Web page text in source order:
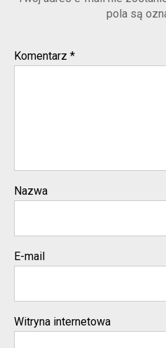
pola są
Komentarz *
Nazwa
E-mail
Witryna internetowa